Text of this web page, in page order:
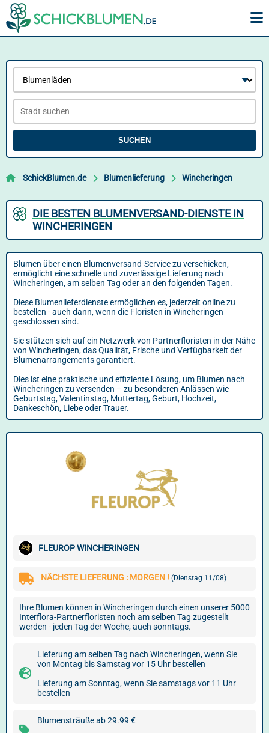
SUCHEN
SchickBlumen.de Blumenlieferung Wincheringen
DIE BESTEN BLUMENVERSAND-DIENSTE IN
WINCHERINGEN
Blumen über einen Blumenversand-Service zu verschicken,
ermöglicht eine schnelle und zuverlässige Lieferung nach
Wincheringen, am selben Tag oder an den folgenden Tagen.
Diese Blumenlieferdienste ermöglichen es, jederzeit online zu
bestellen - auch dann, wenn die Floristen in Wincheringen
geschlossen sind.
Sie stützen sich auf ein Netzwerk von Partnerfloristen in der Nähe
von Wincheringen, das Qualität, Frische und Verfügbarkeit der
Blumenarrangements garantiert.
Dies ist eine praktische und effiziente Lösung, um Blumen nach
Wincheringen zu versenden – zu besonderen Anlässen wie
Geburtstag, Valentinstag, Muttertag, Geburt, Hochzeit,
Dankeschön, Liebe oder Trauer.
FLEUROP WINCHERINGEN
NÄCHSTE LIEFERUNG : MORGEN ! (Dienstag 11/08)
Ihre Blumen können in Wincheringen durch einen unserer 5000
Interflora-Partnerfloristen noch am selben Tag zugestellt
werden - jeden Tag der Woche, auch sonntags.
Lieferung am selben Tag nach Wincheringen, wenn Sie
von Montag bis Samstag vor 15 Uhr bestellen
Lieferung am Sonntag, wenn Sie samstags vor 11 Uhr
bestellen
Blumensträuße ab 29.99 €